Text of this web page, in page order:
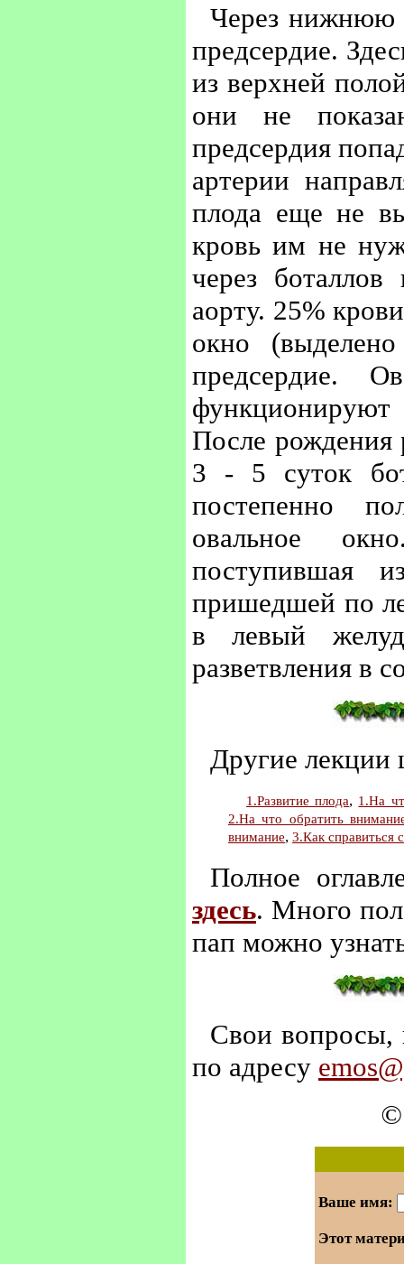
Через нижнюю
предсердие.
из верхней
они не
предсердия
артерии
плода еще не
кровь им не
через
аорту. 25%
окно
предсердие.
функционируют
После рождения
3 - 5 суток
постепенно
овальное
поступившая
пришедшей по
в левый
разветвления в
Другие лекции
1.Развитие плода, 1.На
2.На что обратить
внимание, 3.Как справиться
Полное
здесь. Много
пап можно
Свои вопросы,
по адресу
©
Ваше имя:
Этот